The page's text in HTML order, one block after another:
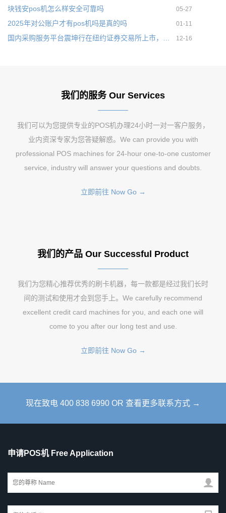
块钱安pos机怎么样安全可靠吗 05-27
2025年对公账户才有pos机吗是真的吗 01-11
12-16
我们的服务 Our Services
我们可以为您提供专业的POS机办理24小时一对一客户服务，
业内资深专家为您答疑解惑。We can provide you with
professional POS machines for 24-hour one-to-one customer
service, industry will answer your questions and doubts.
立即前往 Now Go →
我们的产品 Our Successful Product
我们为您精心推荐优秀的刷卡机器，每一款都是经过我们长时
间的测试和使用才会到您手上。We carefully recommend
excellent credit card machines for you, and each one will
come to you after our long test and use.
立即前往 Now Go →
现在致电 400 838 6990 OR 查看更多联系方式 →
申请POS机 Free Application